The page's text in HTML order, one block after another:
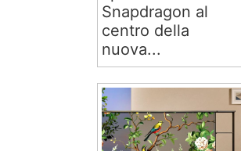
Snapdragon al
centro della
nuova...